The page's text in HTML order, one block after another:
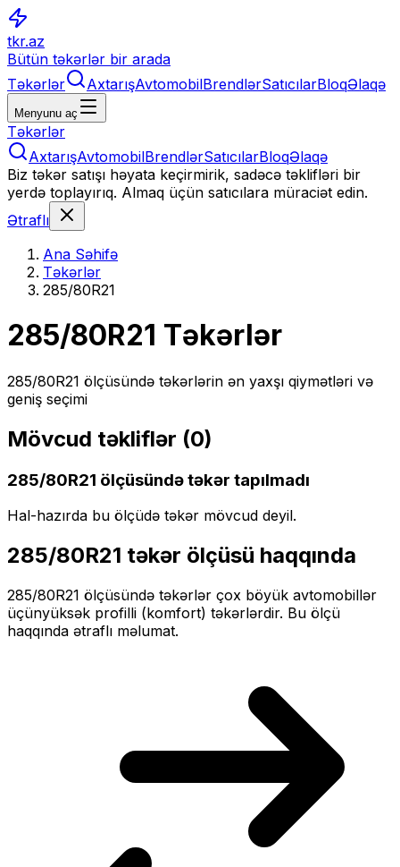
tkr.az
Bütün təkərlər bir arada
Təkərlər
AxtarışAvtomobilBrendlərSatıcılarBloqƏlaqə
Menyunu aç
Təkərlər
AxtarışAvtomobilBrendlərSatıcılarBloqƏlaqə
Biz təkər satışı həyata keçirmirik, sadəcə təklifləri bir
yerdə toplayırıq. Almaq üçün satıcılara müraciət edin.
Ətraflı
Ana Səhifə
Təkərlər
285/80R21
285/80R21 Təkərlər
285/80R21 ölçüsündə təkərlərin ən yaxşı qiymətləri və
geniş seçimi
Mövcud təkliflər (0)
285/80R21 ölçüsündə təkər tapılmadı
Hal-hazırda bu ölçüdə təkər mövcud deyil.
285/80R21 təkər ölçüsü haqqında
285/80R21 ölçüsündə təkərlər çox böyük avtomobillər
üçünyüksək profilli (komfort) təkərlərdir. Bu ölçü
haqqında ətraflı məlumat.